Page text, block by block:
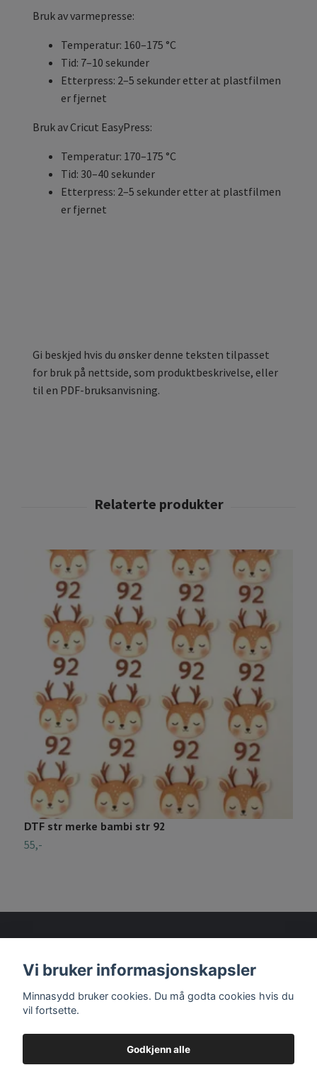
Bruk av varmepresse:
Temperatur: 160–175 °C
Tid: 7–10 sekunder
Etterpress: 2–5 sekunder etter at plastfilmen
er fjernet
Bruk av Cricut EasyPress:
Temperatur: 170–175 °C
Tid: 30–40 sekunder
Etterpress: 2–5 sekunder etter at plastfilmen
er fjernet
Gi beskjed hvis du ønsker denne teksten tilpasset
for bruk på nettside, som produktbeskrivelse, eller
til en PDF-bruksanvisning.
DTF str merke bambi str 92
55,-
Vi bruker informasjonskapsler
Minnasydd bruker cookies. Du må godta cookies hvis du
vil fortsette.
Godkjenn alle